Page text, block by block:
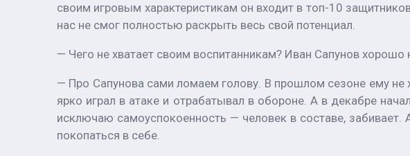
своим игровым характеристикам он входит в топ-10
нас не смог полностью раскрыть весь свой потенциал.
— Чего не хватает своим воспитанникам? Иван Сапунов
— Про Сапунова сами ломаем голову. В прошлом сезоне ему не
ярко играл в атаке и отрабатывал в обороне. А в декабре
исключаю самоуспокоенность — человек в составе,
покопаться в себе.